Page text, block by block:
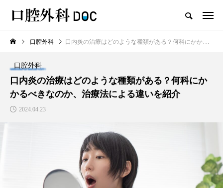
TOP 口腔外科
新着記事
口腔外科
口腔外科 口内炎の治療はどのような種類がある？何科にかかるべきなのか、治療法による違いを紹介
口腔外科
口内炎の治療はどのような種類がある？何科にか
かるべきなのか、治療法による違いを紹介
2024.04.23